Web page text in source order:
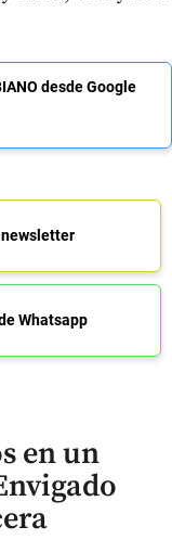
desde Google
Whatsapp
en un